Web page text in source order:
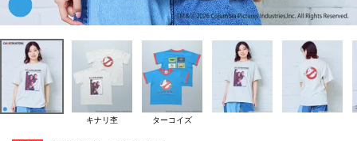
キナリ杢 ターコイズ